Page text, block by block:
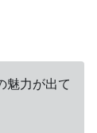
魅力が出て